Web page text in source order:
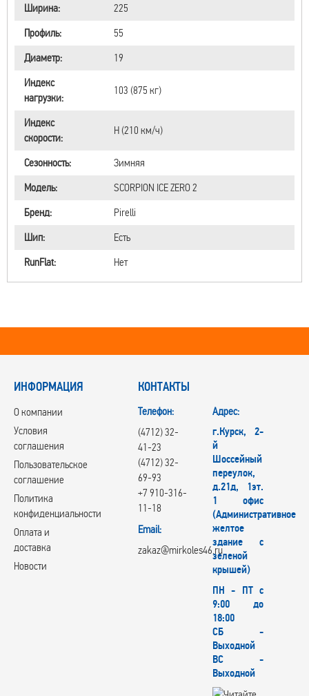
Ширина:
225
Профиль:
55
Диаметр:
19
Индекс
нагрузки:
103 (875 кг)
Индекс
скорости:
H (210 км/ч)
Сезонность:
Зимняя
Модель:
SCORPION ICE ZERO 2
Бренд:
Pirelli
Шип:
Есть
RunFlat:
Нет
ИНФОРМАЦИЯ
О компании
Условия
соглашения
Пользовательское
соглашение
Политика
конфиденциальности
Оплата и
доставка
Новости
КОНТАКТЫ
Телефон:
(4712) 32-
41-23
(4712) 32-
69-93
+7 910-316-
11-18
Email:
zakaz@mirkoles46.ru
Адрес:
г.Курск, 2-
й
Шоссейный
переулок,
д.21д, 1эт.
1 офис
(Административное
желтое
здание с
зеленой
крышей)
ПН - ПТ с
9:00 до
18:00
СБ -
Выходной
ВС -
Выходной